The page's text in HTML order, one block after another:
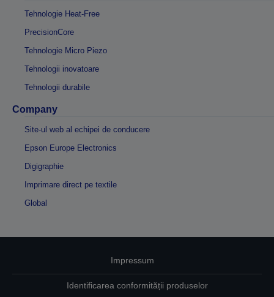
Tehnologie Heat-Free
PrecisionCore
Tehnologie Micro Piezo
Tehnologii inovatoare
Tehnologii durabile
Company
Site-ul web al echipei de conducere
Epson Europe Electronics
Digigraphie
Imprimare direct pe textile
Global
Impressum
Identificarea conformității produselor